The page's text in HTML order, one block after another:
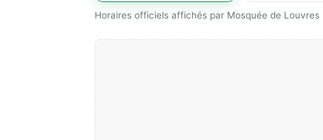
Horaires officiels affichés par Mosquée de Louvres